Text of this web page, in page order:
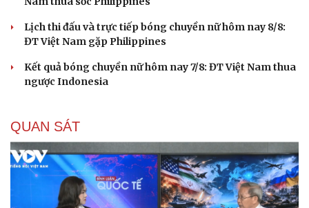
Lịch thi đấu và trực tiếp bóng chuyền nữ hôm nay 8/8:
ĐT Việt Nam gặp Philippines
Kết quả bóng chuyền nữ hôm nay 7/8: ĐT Việt Nam thua
ngược Indonesia
QUAN SÁT